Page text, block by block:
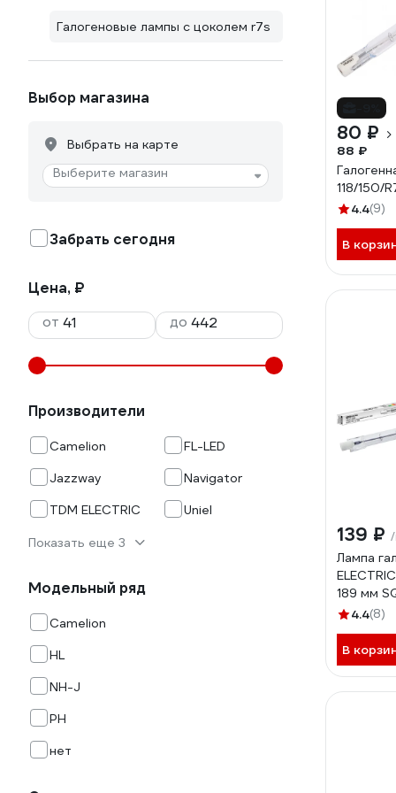
Галогеновые лампы с цоколем r7s
Выбор магазина
Выбрать на карте
Выберите магазин
Забрать сегодня
Цена, ₽
от
до
Производители
Camelion
FL-LED
Jazzway
Navigator
TDM ELECTRIC
Uniel
Показать еще 3
Модельный ряд
Camelion
HL
NH-J
PH
нет
80 ₽
88 ₽
118/150/
4.4(9)
В
139 ₽
Лампа
189 мм
4.4(8)
В